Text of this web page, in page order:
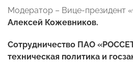
Модератор – Вице-
Алексей Кожевников.
Сотрудничество ПАО
техническая политика и